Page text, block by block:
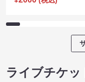
ライブチケッ